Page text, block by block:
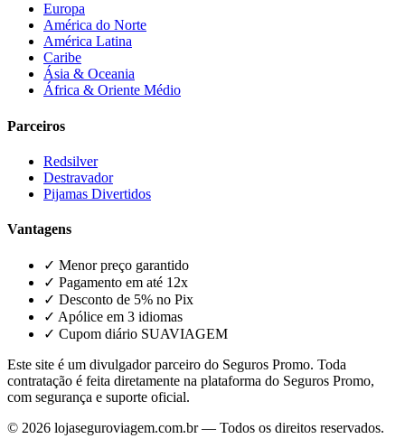
Europa
América do Norte
América Latina
Caribe
Ásia & Oceania
África & Oriente Médio
Parceiros
Redsilver
Destravador
Pijamas Divertidos
Vantagens
✓ Menor preço garantido
✓ Pagamento em até 12x
✓ Desconto de 5% no Pix
✓ Apólice em 3 idiomas
✓ Cupom diário SUAVIAGEM
Este site é um divulgador parceiro do Seguros Promo. Toda
contratação é feita diretamente na plataforma do Seguros Promo,
com segurança e suporte oficial.
© 2026 lojaseguroviagem.com.br — Todos os direitos reservados.